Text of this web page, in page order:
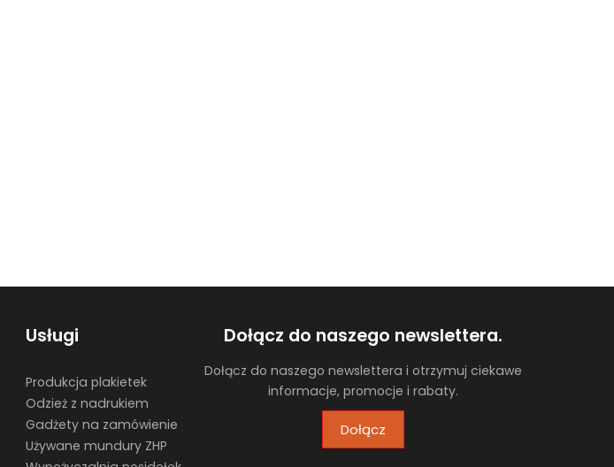
Usługi
Produkcja plakietek
Odzież z nadrukiem
Gadżety na zamówienie
Używane mundury ZHP
Dołącz do naszego newslettera.
Dołącz do naszego newslettera i otrzymuj ciekawe
informacje, promocje i rabaty.
Dołącz